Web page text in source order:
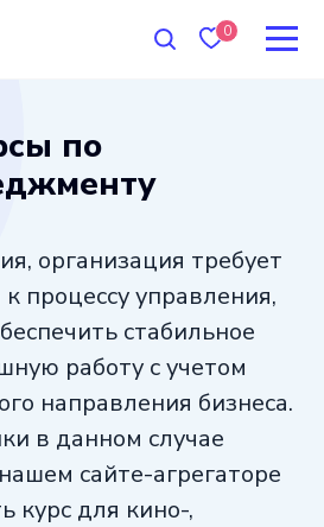
0
по
организация требует
процессу управления,
стабильное
работу с учетом
направления бизнеса.
в данном случае
сайте-агрегаторе
курс для кино-,